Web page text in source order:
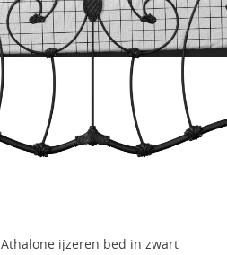
Athalone ijzeren bed in zwart